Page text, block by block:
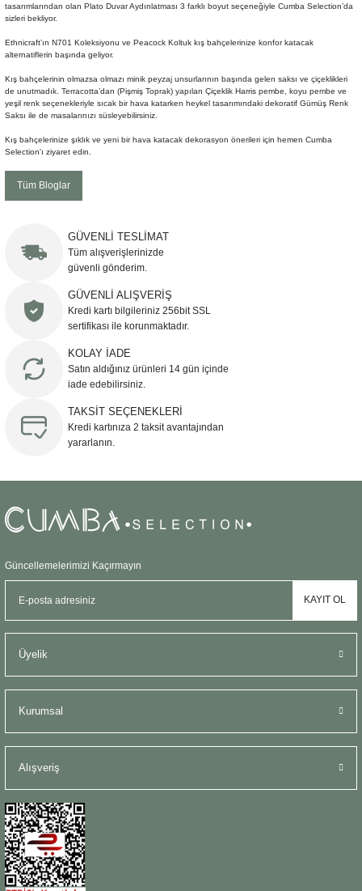
tasarımlarından olan Plato Duvar Aydınlatması 3 farklı boyut seçeneğiyle Cumba Selection’da
sizleri bekliyor.
Ethnicraft’ın N701 Koleksiyonu ve Peacock Koltuk kış bahçelerinize konfor katacak
alternatiflerin başında geliyor.
Kış bahçelerinin olmazsa olmazı minik peyzaj unsurlarının başında gelen saksı ve çiçeklikleri
de unutmadık. Terracotta’dan (Pişmiş Toprak) yapılan Çiçeklik Harris pembe, koyu pembe ve
yeşil renk seçenekleriyle sıcak bir hava katarken heykel tasarımındaki dekoratif Gümüş Renk
Saksı ile de masalarınızı süsleyebilirsiniz.
Kış bahçelerinize şıklık ve yeni bir hava katacak dekorasyon önerileri için hemen Cumba
Selection'ı ziyaret edin.
Tüm Bloglar
GÜVENLİ TESLİMAT
Tüm alışverişlerinizde
güvenli gönderim.
GÜVENLİ ALIŞVERİŞ
Kredi kartı bilgileriniz 256bit SSL
sertifikası ile korunmaktadır.
KOLAY İADE
Satın aldığınız ürünleri 14 gün içinde
iade edebilirsiniz.
TAKSİT SEÇENEKLERİ
Kredi kartınıza 2 taksit avantajından
yararlanın.
Güncellemelerimizi Kaçırmayın
KAYIT OL
Üyelik
Kurumsal
Alışveriş